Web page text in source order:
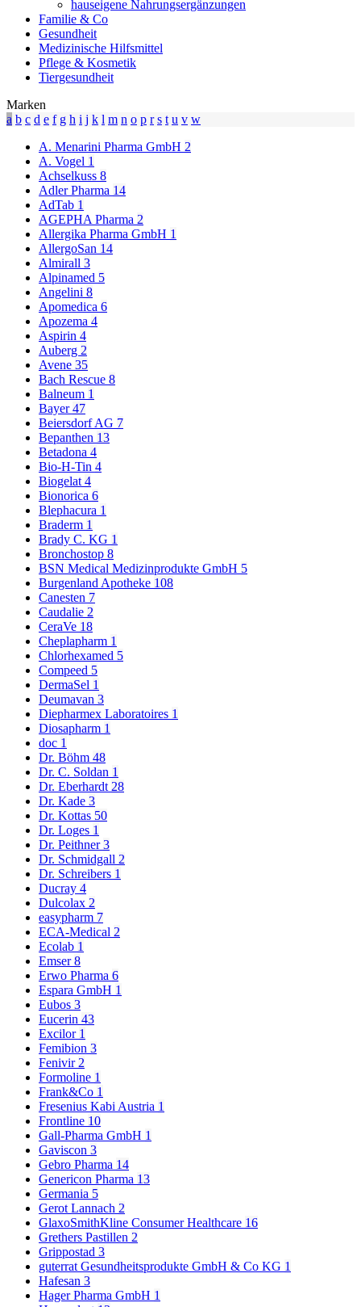
hauseigene Nahrungsergänzungen
Familie & Co
Gesundheit
Medizinische Hilfsmittel
Pflege & Kosmetik
Tiergesundheit
Marken
a b c d e f g h i j k l m n o p r s t u v w
A. Menarini Pharma GmbH 2
A. Vogel 1
Achselkuss 8
Adler Pharma 14
AdTab 1
AGEPHA Pharma 2
Allergika Pharma GmbH 1
AllergoSan 14
Almirall 3
Alpinamed 5
Angelini 8
Apomedica 6
Apozema 4
Aspirin 4
Auberg 2
Avene 35
Bach Rescue 8
Balneum 1
Bayer47
Beiersdorf AG 7
Bepanthen 13
Betadona 4
Bio-H-Tin 4
Biogelat 4
Bionorica 6
Blephacura 1
Braderm 1
Brady C. KG 1
Bronchostop 8
BSN Medical Medizinprodukte GmbH 5
Burgenland Apotheke 108
Canesten 7
Caudalie 2
CeraVe 18
Cheplapharm 1
Chlorhexamed 5
Compeed 5
DermaSel 1
Deumavan 3
Diepharmex Laboratoires 1
Diosapharm 1
doc 1
Dr. Böhm 48
Dr. C. Soldan 1
Dr. Eberhardt 28
Dr. Kade 3
Dr. Kottas 50
Dr. Loges 1
Dr. Peithner3
Dr. Schmidgall 2
Dr. Schreibers 1
Ducray 4
Dulcolax 2
easypharm 7
ECA-Medical 2
Ecolab 1
Emser8
Erwo Pharma 6
Espara GmbH 1
Eubos 3
Eucerin 43
Excilor 1
Femibion 3
Fenivir 2
Formoline 1
Frank&Co 1
Fresenius Kabi Austria 1
Frontline 10
Gall-Pharma GmbH 1
Gaviscon 3
Gebro Pharma 14
Genericon Pharma 13
Germania 5
Gerot Lannach 2
GlaxoSmithKline Consumer Healthcare 16
Grethers Pastillen 2
Grippostad 3
guterrat Gesundheitsprodukte GmbH & Co KG 1
Hafesan 3
Hager Pharma GmbH 1